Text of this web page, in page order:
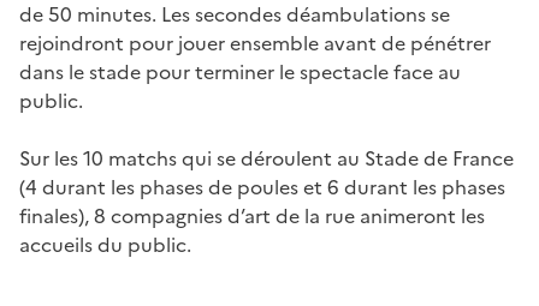
de 50 minutes. Les secondes déambulations se
rejoindront pour jouer ensemble avant de pénétrer
dans le stade pour terminer le spectacle face au
public.
Sur les 10 matchs qui se déroulent au Stade de France
(4 durant les phases de poules et 6 durant les phases
finales), 8 compagnies d’art de la rue animeront les
accueils du public.